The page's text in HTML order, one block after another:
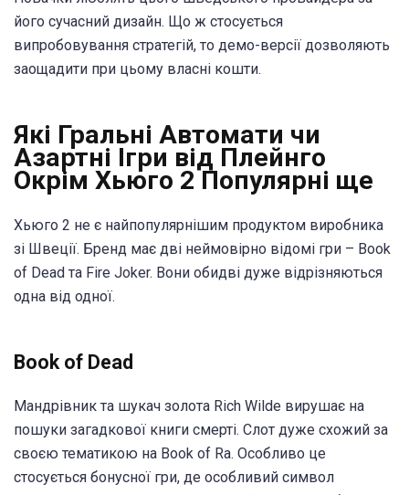
його сучасний дизайн. Що ж стосується
випробовування стратегій, то демо-версії дозволяють
заощадити при цьому власні кошти.
Які Гральні Автомати чи
Азартні Ігри від Плейнго
Окрім Хьюго 2 Популярні ще
Хьюго 2 не є найпопулярнішим продуктом виробника
зі Швеції. Бренд має дві неймовірно відомі гри – Book
of Dead та Fire Joker. Вони обидві дуже відрізняються
одна від одної.
Book of Dead
Мандрівник та шукач золота Rich Wilde вирушає на
пошуки загадкової книги смерті. Слот дуже схожий за
своєю тематикою на Book of Ra. Особливо це
стосується бонусної гри, де особливий символ